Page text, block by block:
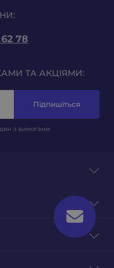
78
ТА АКЦІЯМИ:
Підпишіться
з вимогами